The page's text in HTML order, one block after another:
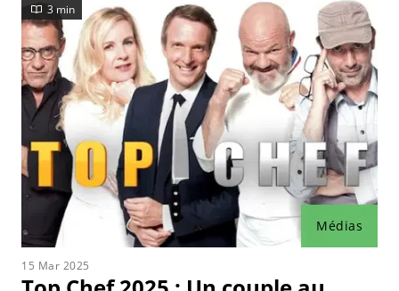
Médias
3 min
15 Mar 2025